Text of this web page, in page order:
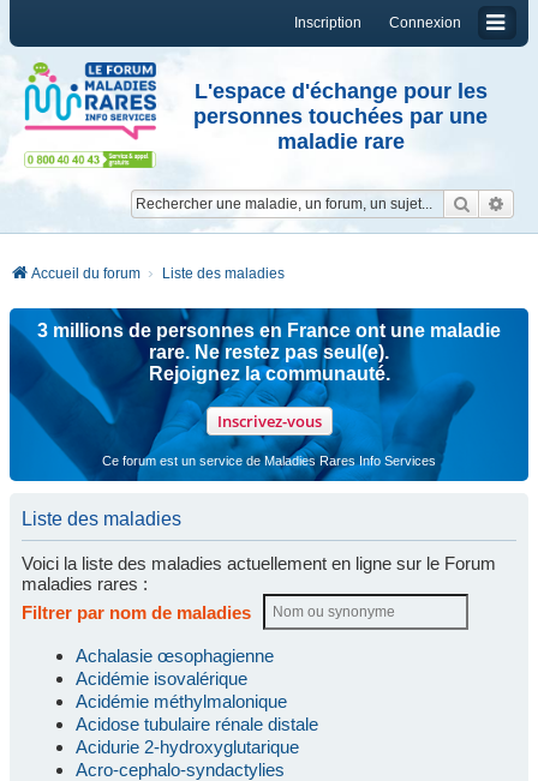
Connexion
Inscription
L'espace d'échange pour les
personnes touchées par une
maladie rare
Accueil du forum Liste des maladies
3 millions de personnes en France ont une maladie
rare. Ne restez pas seul(e).
Rejoignez la communauté.
Inscrivez-vous
Ce forum est un service de Maladies Rares Info Services
Liste des maladies
Voici la liste des maladies actuellement en ligne sur le Forum
maladies rares :
Filtrer par nom de maladies
Achalasie œsophagienne
Acidémie isovalérique
Acidémie méthylmalonique
Acidose tubulaire rénale distale
Acidurie 2-hydroxyglutarique
Acro-cephalo-syndactylies